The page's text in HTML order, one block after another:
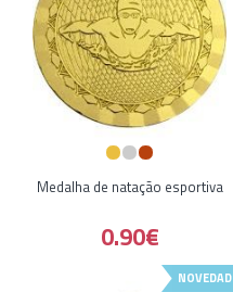
Medalha de natação esportiva
0.90€
NOVEDAD